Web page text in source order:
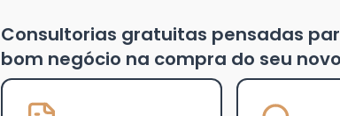
Consultorias gratuitas pensadas
bom negócio na compra do seu